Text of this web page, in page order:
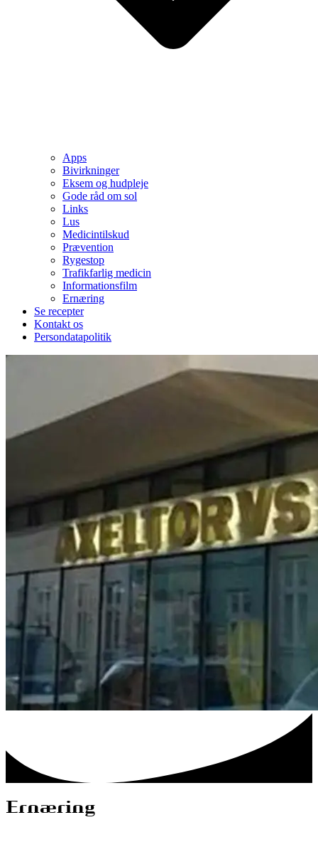
Apps
Bivirkninger
Eksem og hudpleje
Gode råd om sol
Links
Lus
Medicintilskud
Prævention
Rygestop
Trafikfarlig medicin
Informationsfilm
Ernæring
Se recepter
Kontakt os
Persondatapolitik
Ernæring